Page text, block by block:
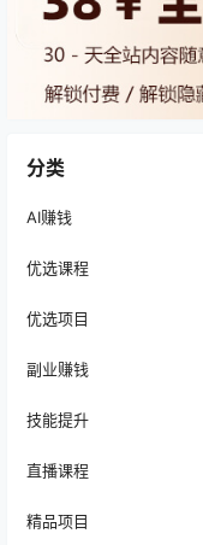
分类
AI赚钱
优选课程
优选项目
副业赚钱
技能提升
直播课程
精品项目